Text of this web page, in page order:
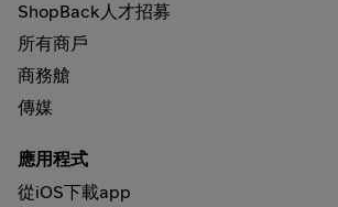
ShopBack人才招募
所有商戶
商務艙
傳媒
應用程式
從iOS下載app